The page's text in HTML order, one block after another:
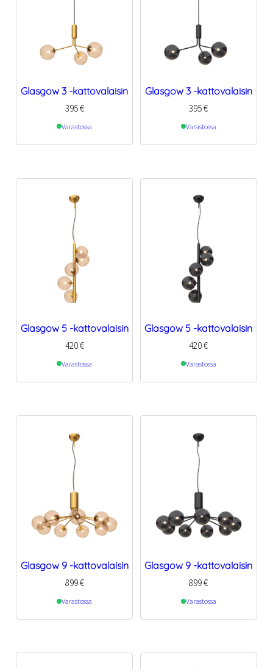
Glasgow 3 -kattovalaisin
395€
Varastossa
Glasgow 3 -kattovalaisin
395€
Varastossa
Glasgow 5 -kattovalaisin
420€
Varastossa
Glasgow 5 -kattovalaisin
420€
Varastossa
Glasgow 9 -kattovalaisin
899€
Varastossa
Glasgow 9 -kattovalaisin
899€
Varastossa